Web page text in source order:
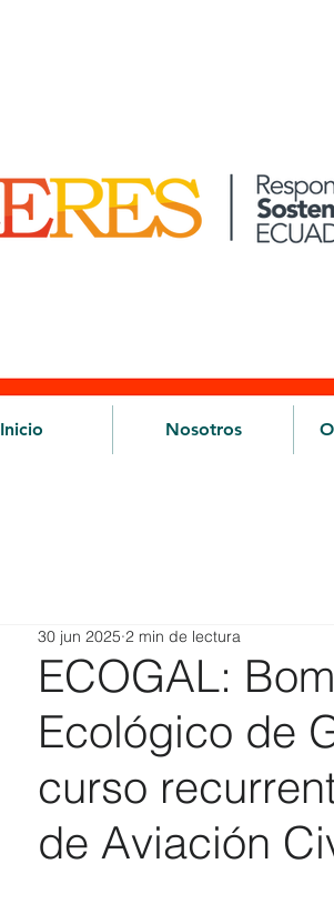
Inicio Nosotros
ECOGAL:
Ecológico de
curso
de Aviación
30 jun 2025 2 min de lectura